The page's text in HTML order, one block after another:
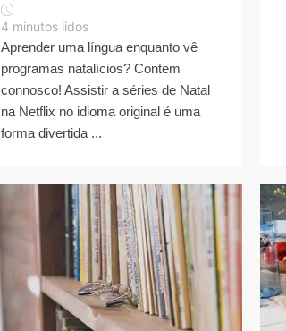
4 minutos lidos
Aprender uma língua enquanto vê
programas natalícios? Contem
connosco! Assistir a séries de Natal
na Netflix no idioma original é uma
forma divertida ...